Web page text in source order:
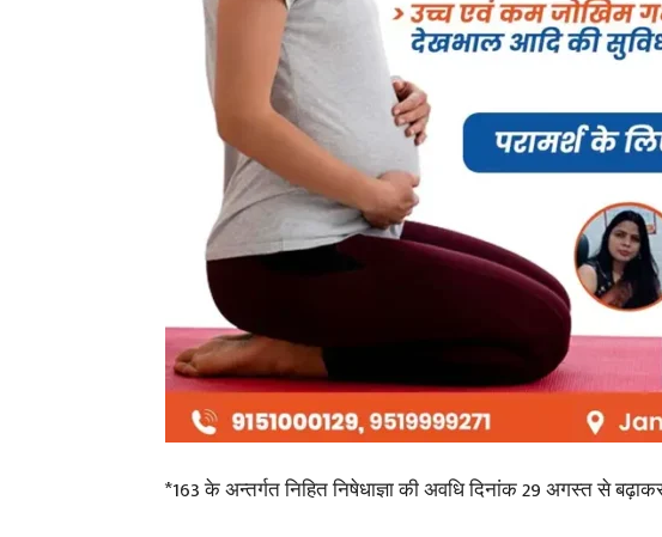
*163 के अन्तर्गत निहित निषेधाज्ञा की अवधि दिनांक 29 अगस्त से